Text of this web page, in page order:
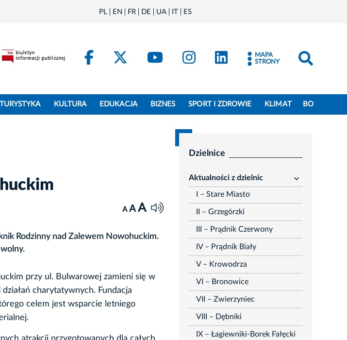
PL EN FR DE UA IT ES
FacebookKraków - X
Kraków - YouTube
Kraków - Instagram
Kraków - LinkedIn
MAPA
STRONY
TURYSTYKA KULTURA EDUKACJA BIZNES SPORT I ZDROWIE KLIMAT BO
A A A
Rodzinny nad Zalewem Nowohuckim.
przy ul. Bulwarowej zamieni się w
charytatywnych. Fundacja
celem jest wsparcie letniego
Dzielnice
Aktualności z dzielnic
rozwiń
I – Stare Miasto
II – Grzegórzki
III – Prądnik Czerwony
IV – Prądnik Biały
V – Krowodrza
VI – Bronowice
VII – Zwierzyniec
VIII – Dębniki
IX – Łagiewniki-Borek Fałęcki